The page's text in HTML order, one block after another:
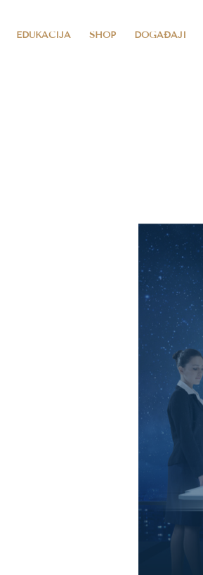
EDUKACIJA SHOP DOGAĐAJI